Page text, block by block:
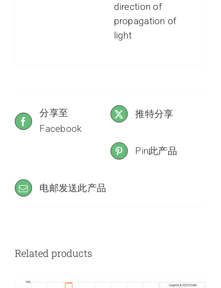
direction of
propagation of
light
分享至
Facebook
推特分享
Pin此产品
电邮发送此产品
Related products